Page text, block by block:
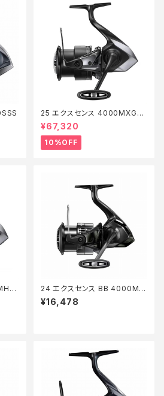
25 エクスセンス 4000MXG
【継続セール_リール】【10】
¥67,320
10%OFF
24 エクスセンス BB 4000MH
G
¥16,478